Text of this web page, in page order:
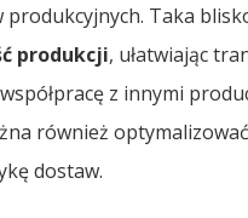
Taka
produkcji, ułatwiając
z innymi
również
dostaw.